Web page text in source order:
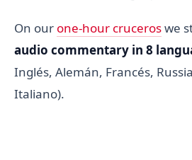
On our one-hour cruceroswe
audio commentary in 8
Inglés, Alemán, Francés,
Italiano).